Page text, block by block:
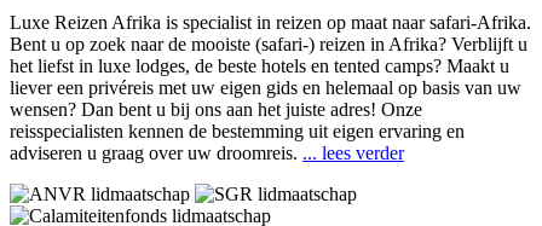
Luxe Reizen Afrika is specialist in reizen op maat naar safari-Afrika.
Bent u op zoek naar de mooiste (safari-) reizen in Afrika? Verblijft u
het liefst in luxe lodges, de beste hotels en tented camps? Maakt u
liever een privéreis met uw eigen gids en helemaal op basis van uw
wensen? Dan bent u bij ons aan het juiste adres! Onze
reisspecialisten kennen de bestemming uit eigen ervaring en
adviseren u graag over uw droomreis. ... lees verder